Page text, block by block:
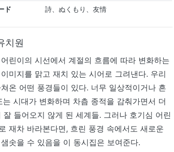
ド
詩、ぬくもり、友情
치원
린이의 시선에서 계절의 흐름에 따라 변화하는
미지를 맑고 재치 있는 시어로 그려낸다. 우리
온 어떤 풍경들이 있다. 너무 일상적이거나 흔
는 시대가 변화하며 차츰 종적을 감춰가면서 더
잘 들어오지 않게 된 세계들. 그러나 호기심 어린
재차 바라본다면, 흐린 풍경 속에서도 새로운
솟을 수 있음을 이 동시집은 보여준다.